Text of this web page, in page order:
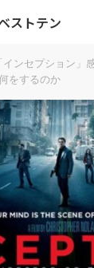
ストテン
インセプション」
をするのか